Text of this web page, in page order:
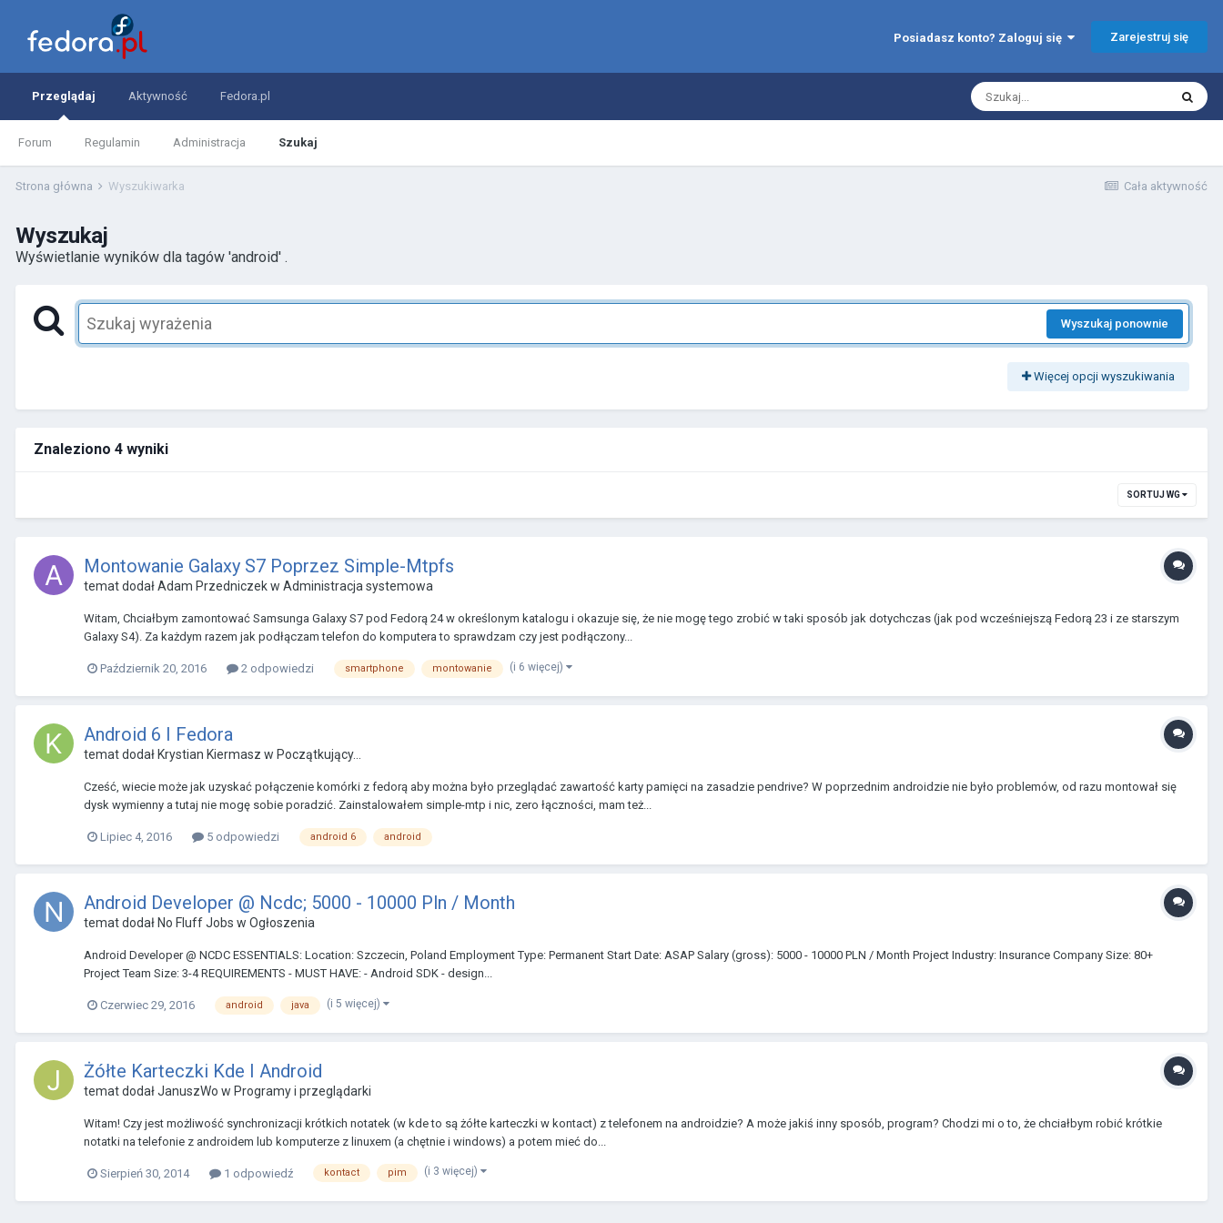
Posiadasz konto? Zaloguj się Zarejestruj się
Przeglądaj
Forum Regulamin Administracja Szukaj
Aktywność Fedora.pl
Cała aktywność
Strona główna Wyszukiwarka
Wyszukaj
Wyświetlanie wyników dla tagów 'android' .
Wyszukaj ponownie
Więcej opcji wyszukiwania
Znaleziono 4 wyniki
SORTUJ WG
Montowanie Galaxy S7 Poprzez Simple-Mtpfs
temat dodałAdam Przedniczekw Administracja systemowa
Witam, Chciałbym zamontować Samsunga Galaxy S7 pod Fedorą 24 w określonym katalogu i okazuje się, że nie mogę tego zrobić w taki sposób jak dotychczas (jak pod wcześniejszą Fedorą 23 i ze starszym
Galaxy S4). Za każdym razem jak podłączam telefon do komputera to sprawdzam czy jest podłączony...
Październik 20, 2016 2 odpowiedzi smartphone montowanie (i 6 więcej)
Android 6 I Fedora
temat dodał Krystian Kiermasz w Początkujący...
Cześć, wiecie może jak uzyskać połączenie komórki z fedorą aby można było przeglądać zawartość karty pamięci na zasadzie pendrive? W poprzednim androidzie nie było problemów, od razu montował się
dysk wymienny a tutaj nie mogę sobie poradzić. Zainstalowałem simple-mtp i nic, zero łączności, mam też...
Lipiec 4, 2016 5 odpowiedzi android 6 android
Android Developer @ Ncdc; 5000 - 10000 Pln / Month
temat dodał No Fluff Jobs w Ogłoszenia
Android Developer @ NCDC ESSENTIALS: Location: Szczecin, Poland Employment Type: Permanent Start Date: ASAP Salary (gross): 5000 - 10000 PLN / Month Project Industry: Insurance Company Size: 80+
Project Team Size: 3-4 REQUIREMENTS - MUST HAVE: - Android SDK - design...
Czerwiec 29, 2016 android java (i 5 więcej)
Żółte Karteczki Kde I Android
temat dodałJanuszWo w Programy i przeglądarki
Witam! Czy jest możliwość synchronizacji krótkich notatek (w kde to są żółte karteczki w kontact) z telefonem na androidzie? A może jakiś inny sposób, program? Chodzi mi o to, że chciałbym robić krótkie
notatki na telefonie z androidem lub komputerze z linuxem (a chętnie i windows) a potem mieć do...
Sierpień 30, 2014 1 odpowiedź kontact pim (i 3 więcej)